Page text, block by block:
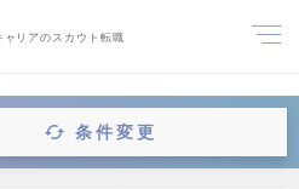
ャリアのスカウト転職
条件変更